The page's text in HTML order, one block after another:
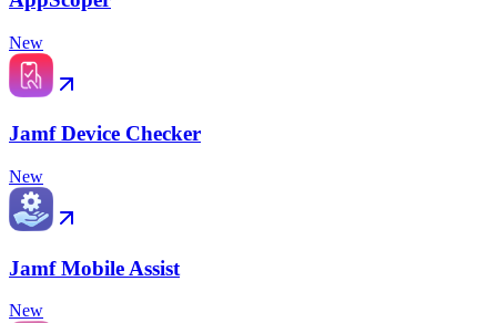
New
Jamf Device Checker
New
Jamf Mobile Assist
New